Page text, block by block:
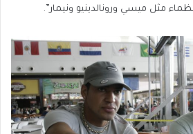
مثل ميسي ورونالدينيو ونيمار”.